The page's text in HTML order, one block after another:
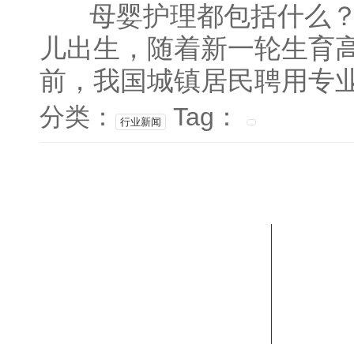
母婴护理都包括什么
儿出生，随着新一轮生
前，我国城镇居民聘用专
分类： 行业新闻 Tag：